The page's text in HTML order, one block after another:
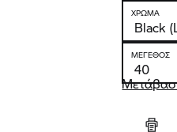
ΧΡΏΜΑ
ΜΈΓΕΘΟΣ